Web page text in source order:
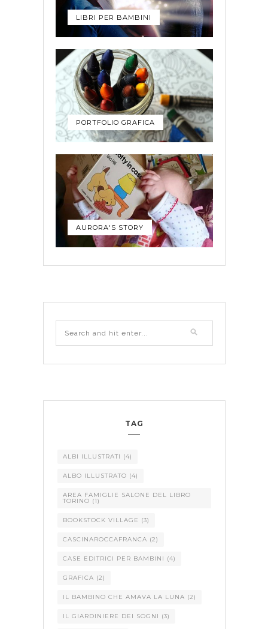
LIBRI PER BAMBINI
PORTFOLIO GRAFICA
AURORA'S STORY
TAG
ALBI ILLUSTRATI (4)
ALBO ILLUSTRATO (4)
AREA FAMIGLIE SALONE DEL LIBRO
TORINO (1)
BOOKSTOCK VILLAGE (3)
CASCINAROCCAFRANCA (2)
CASE EDITRICI PER BAMBINI (4)
GRAFICA (2)
IL BAMBINO CHE AMAVA LA LUNA (2)
IL GIARDINIERE DEI SOGNI (3)